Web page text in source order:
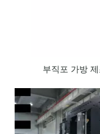
부직포 가방